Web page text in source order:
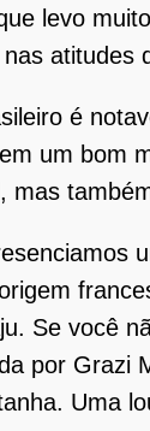
levo
atitudes
é
um bom
mas
Se você
por Grazi
Uma